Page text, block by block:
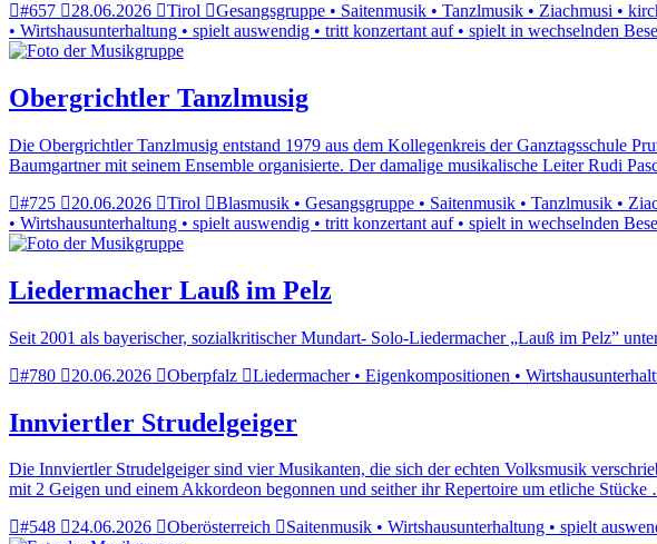
#657
28.06.2026 Tirol
Gesangsgruppe • Saitenmusik • Tanzlmusik • Ziachmusi •
• Wirtshausunterhaltung • spielt auswendig • tritt konzertant auf • spielt in wechselnden
Obergrichtler Tanzlmusig
Die Obergrichtler Tanzlmusig entstand 1979 aus dem Kollegenkreis der Ganztagsschule
Baumgartner mit seinem Ensemble organisierte. Der damalige musikalische Leiter Rudi
#725
20.06.2026 Tirol
Blasmusik • Gesangsgruppe • Saitenmusik • Tanzlmusik •
• Wirtshausunterhaltung • spielt auswendig • tritt konzertant auf • spielt in wechselnden
Liedermacher Lauß im Pelz
Seit 2001 als bayerischer, sozialkritischer Mundart- Solo-Liedermacher „Lauß im Pelz”
#780
20.06.2026 Oberpfalz Liedermacher • Eigenkompositionen •
Innviertler Strudelgeiger
Die Innviertler Strudelgeiger sind vier Musikanten, die sich der echten Volksmusik
mit 2 Geigen und einem Akkordeon begonnen und seither ihr Repertoire um etliche
#548
24.06.2026 Oberösterreich Saitenmusik • Wirtshausunterhaltung • spielt